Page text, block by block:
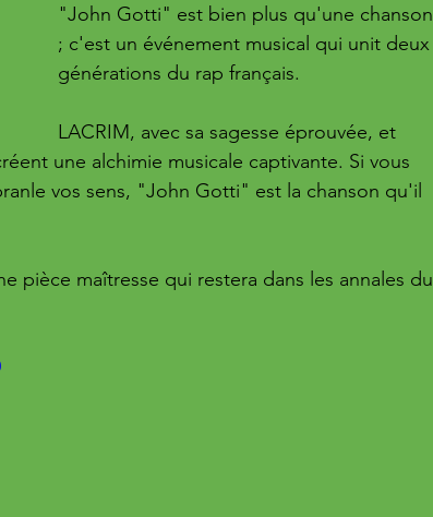
"John Gotti" est bien plus qu'une chanson
; c'est un événement musical qui unit deux
générations du rap français.
LACRIM, avec sa sagesse éprouvée, et
une alchimie musicale captivante. Si vous
vos sens, "John Gotti" est la chanson qu'il
pièce maîtresse qui restera dans les annales du